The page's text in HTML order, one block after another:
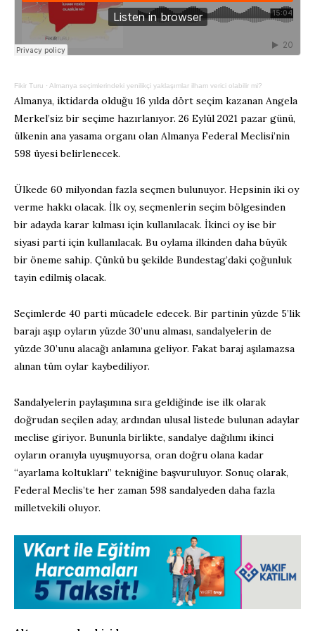
Fikir Turu · Almanya seçimlerindeki yenilikçi yaklaşımlar ilham verici olabilir mi?
Almanya, iktidarda olduğu 16 yılda dört seçim kazanan Angela
Merkel’siz bir seçime hazırlanıyor. 26 Eylül 2021 pazar günü,
ülkenin ana yasama organı olan Almanya Federal Meclisi’nin
598 üyesi belirlenecek.
Ülkede 60 milyondan fazla seçmen bulunuyor. Hepsinin iki oy
verme hakkı olacak. İlk oy, seçmenlerin seçim bölgesinden
bir adayda karar kılması için kullanılacak. İkinci oy ise bir
siyasi parti için kullanılacak. Bu oylama ilkinden daha büyük
bir öneme sahip. Çünkü bu şekilde Bundestag’daki çoğunluk
tayin edilmiş olacak.
Seçimlerde 40 parti mücadele edecek. Bir partinin yüzde 5’lik
barajı aşıp oyların yüzde 30’unu alması, sandalyelerin de
yüzde 30’unu alacağı anlamına geliyor. Fakat baraj aşılamazsa
alınan tüm oylar kaybediliyor.
Sandalyelerin paylaşımına sıra geldiğinde ise ilk olarak
doğrudan seçilen aday, ardından ulusal listede bulunan adaylar
meclise giriyor. Bununla birlikte, sandalye dağılımı ikinci
oyların oranıyla uyuşmuyorsa, oran doğru olana kadar
“ayarlama koltukları” tekniğine başvuruluyor. Sonuç olarak,
Federal Meclis’te her zaman 598 sandalyeden daha fazla
milletvekili oluyor.